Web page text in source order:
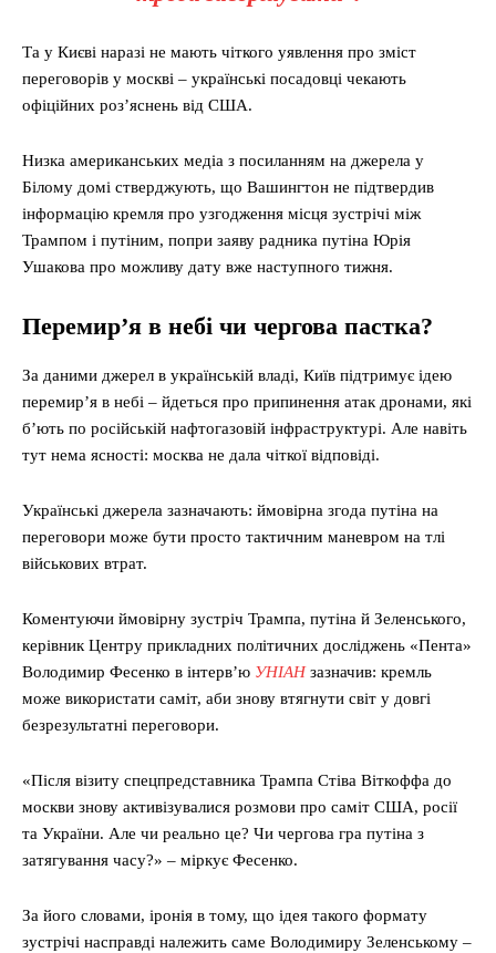
Та у Києві наразі не мають чіткого уявлення про зміст
переговорів у москві – українські посадовці чекають
офіційних роз’яснень від США.
Низка американських медіа з посиланням на джерела у
Білому домі стверджують, що Вашингтон не підтвердив
інформацію кремля про узгодження місця зустрічі між
Трампом і путіним, попри заяву радника путіна Юрія
Ушакова про можливу дату вже наступного тижня.
Перемир’я в небі чи чергова пастка?
За даними джерел в українській владі, Київ підтримує ідею
перемир’я в небі – йдеться про припинення атак дронами, які
б’ють по російській нафтогазовій інфраструктурі. Але навіть
тут нема ясності: москва не дала чіткої відповіді.
Українські джерела зазначають: ймовірна згода путіна на
переговори може бути просто тактичним маневром на тлі
військових втрат.
Коментуючи ймовірну зустріч Трампа, путіна й Зеленського,
керівник Центру прикладних політичних досліджень «Пента»
Володимир Фесенко в інтерв’ю УНІАНзазначив: кремль
може використати саміт, аби знову втягнути світ у довгі
безрезультатні переговори.
«Після візиту спецпредставника Трампа Стіва Віткоффа до
москви знову активізувалися розмови про саміт США, росії
та України. Але чи реально це? Чи чергова гра путіна з
затягування часу?» – міркує Фесенко.
За його словами, іронія в тому, що ідея такого формату
зустрічі насправді належить саме Володимиру Зеленському –